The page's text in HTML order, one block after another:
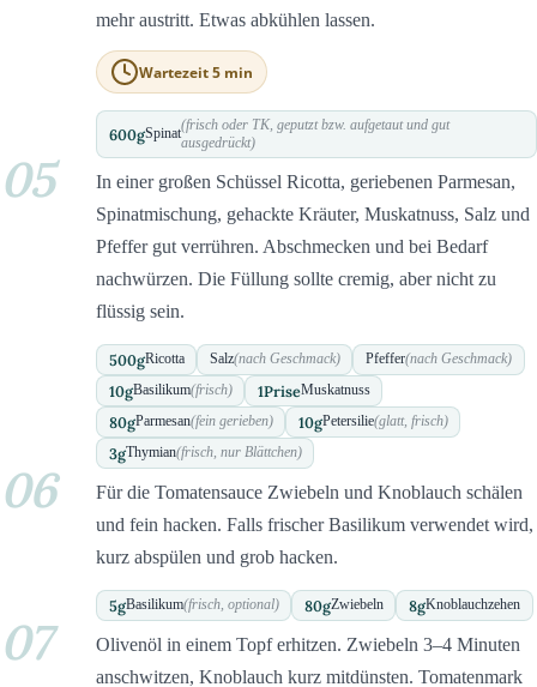
mehr austritt. Etwas abkühlen lassen.
Wartezeit 5 min
600gSpinat
(frisch oder TK, geputzt bzw. aufgetaut und gut
ausgedrückt)
05
In einer großen Schüssel Ricotta, geriebenen Parmesan,
Spinatmischung, gehackte Kräuter, Muskatnuss, Salz und
Pfeffer gut verrühren. Abschmecken und bei Bedarf
nachwürzen. Die Füllung sollte cremig, aber nicht zu
flüssig sein.
500gRicotta Salz(nach Geschmack) Pfeffer(nach Geschmack)
10gBasilikum(frisch) 1PriseMuskatnuss
80gParmesan(fein gerieben) 10gPetersilie(glatt, frisch)
3gThymian(frisch, nur Blättchen)
06
Für die Tomatensauce Zwiebeln und Knoblauch schälen
und fein hacken. Falls frischer Basilikum verwendet wird,
kurz abspülen und grob hacken.
5gBasilikum(frisch, optional) 80gZwiebeln 8gKnoblauchzehen
07
Olivenöl in einem Topf erhitzen. Zwiebeln 3–4 Minuten
anschwitzen, Knoblauch kurz mitdünsten. Tomatenmark